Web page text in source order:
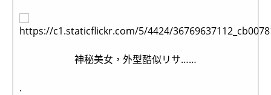
神秘美女，外型酷似リサ……
.